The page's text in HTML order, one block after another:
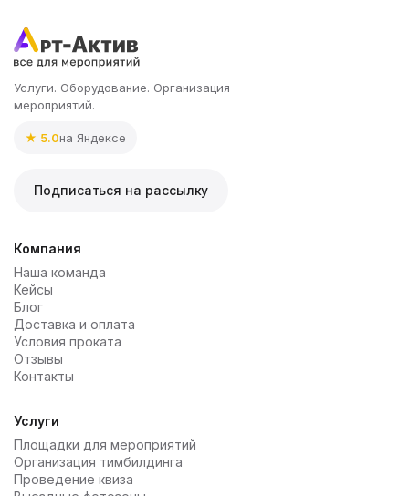
Услуги. Оборудование. Организация
мероприятий.
★ 5.0на Яндексе
Подписаться на рассылку
Компания
Наша команда
Кейсы
Блог
Доставка и оплата
Условия проката
Отзывы
Контакты
Услуги
Площадки для мероприятий
Организация тимбилдинга
Проведение квиза